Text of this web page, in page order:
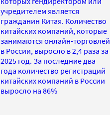
учредителем является
гражданин Китая. Количество
китайских компаний, которые
занимаются онлайн-торговлей
в России, выросло в 2,4 раза за
2025 год. За последние два
года количество регистраций
китайских компаний в России
выросло на 86%